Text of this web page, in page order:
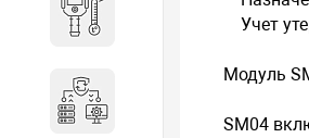
Тепловизионная
Учет
Модуль
SM04